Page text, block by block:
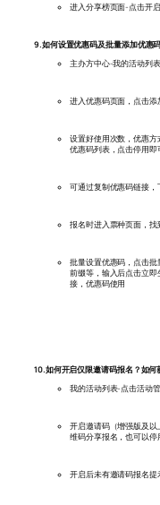
进入分享榜页面-点击开
9.如何设置优惠码及批量添加优惠
主办方中心-我的活动列
进入优惠码页面，点击添
设置好使用次数，优惠方
优惠码列表，点击停用即
可通过复制优惠码链接
报名时进入票种页面，
批量设置优惠码，点击批
前缀等，输入后点击立
接，优惠码使用
10.如何开启仅限邀请码报名？如
我的活动列表-点击活动
开启邀请码（增强版及
维码分享报名，也可以停
开启后未有邀请码报名提